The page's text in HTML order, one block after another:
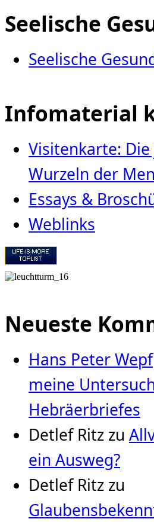
Seelische
Seelische
Infomaterial
Visitenkarte:
Wurzeln der
Essays &
Weblinks
Neueste
Hans Peter Wepf
meine
Hebräerbriefes
Detlef Ritz zu
ein Ausweg?
Detlef Ritz zu